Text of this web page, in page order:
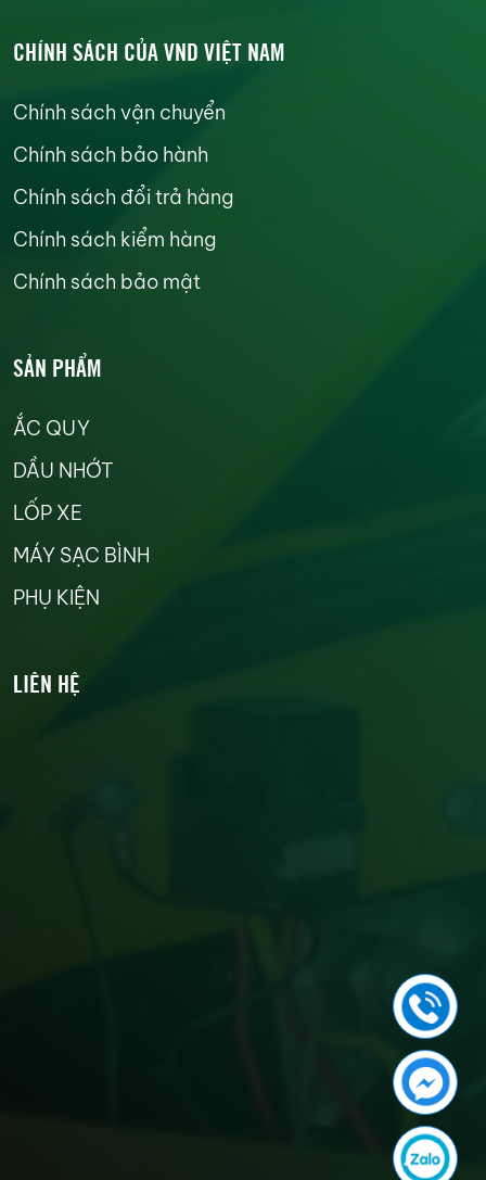
CHÍNH SÁCH CỦA VND VIỆT NAM
Chính sách vận chuyển
Chính sách bảo hành
Chính sách đổi trả hàng
Chính sách kiểm hàng
Chính sách bảo mật
SẢN PHẨM
ẮC QUY
DẦU NHỚT
LỐP XE
MÁY SẠC BÌNH
PHỤ KIỆN
LIÊN HỆ